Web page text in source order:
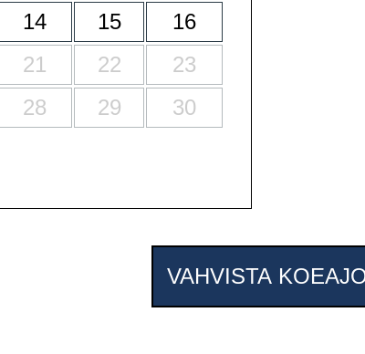
14 15
16
21 22
23
28 29
30